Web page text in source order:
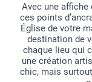
Avec une
ces points
Église de votre
destination de
chaque lieu qui
une création
chic, mais